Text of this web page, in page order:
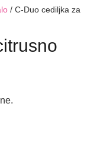
/ C-Duo cediljka za